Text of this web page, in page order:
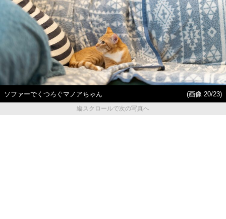
ソファーでくつろぐマノアちゃん
(画像 20/23)
縦スクロールで次の写真へ